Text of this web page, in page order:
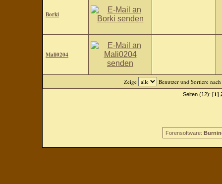
Borki
Mali0204
Zeige Benutzer und Sortiere nach
Seiten (12): [1]
Forensoftware: